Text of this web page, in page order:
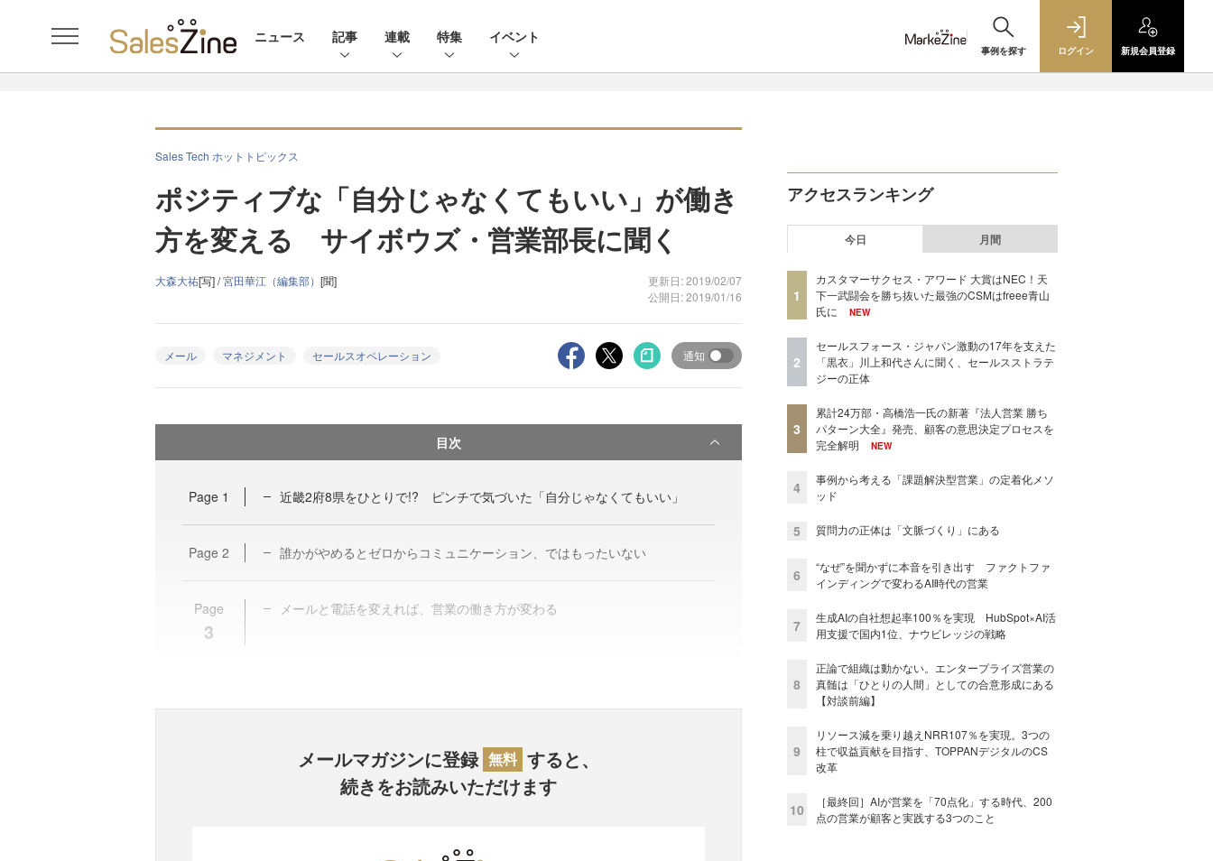
ニュース 記事 連載 特集 イベント
事例を探す ログイン 新規会員登録
Sales Tech ホットトピックス
ポジティブな「自分じゃなくてもいい」が働き
方を変える サイボウズ・営業部長に聞く
大森大祐[写] /宮田華江（編集部） [聞]
更新日: 2019/02/07
公開日: 2019/01/16
メール マネジメント セールスオペレーション 通知
目次
Page 1 近畿2府8県をひとりで!? ピンチで気づいた「自分じゃなくてもいい」
Page 2 誰かがやめるとゼロからコミュニケーション、ではもったいない
Page
3
メールと電話を変えれば、営業の働き方が変わる
メールマガジンに登録 無料 すると、
続きをお読みいただけます
アクセスランキング
今日 月間
1
カスタマーサクセス・アワード 大賞はNEC！天
下一武闘会を勝ち抜いた最強のCSMはfreee青山
氏に
NEW
2
セールスフォース・ジャパン激動の17年を支えた
「黒衣」川上和代さんに聞く、セールスストラテ
ジーの正体
3
累計24万部・高橋浩一氏の新著『法人営業 勝ち
パターン大全』発売、顧客の意思決定プロセスを
完全解明
NEW
4
事例から考える「課題解決型営業」の定着化メソ
ッド
5 質問力の正体は「文脈づくり」にある
6
“なぜ”を聞かずに本音を引き出す ファクトファ
インディングで変わるAI時代の営業
7
生成AIの自社想起率100％を実現 HubSpot×AI活
用支援で国内1位、ナウビレッジの戦略
8
正論で組織は動かない。エンタープライズ営業の
真髄は「ひとりの人間」としての合意形成にある
【対談前編】
9
リソース減を乗り越えNRR107％を実現。3つの
柱で収益貢献を目指す、TOPPANデジタルのCS
改革
10
［最終回］AIが営業を「70点化」する時代、200
点の営業が顧客と実践する3つのこと